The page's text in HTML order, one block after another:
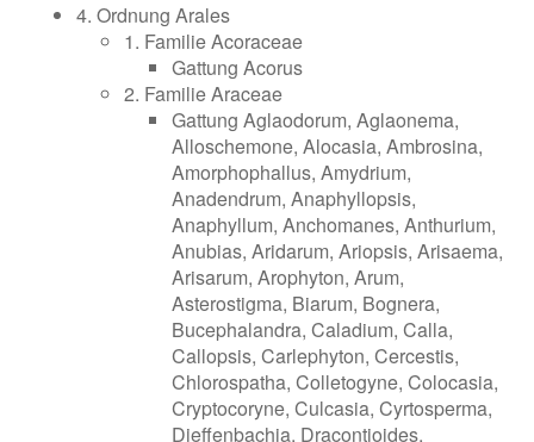
4. Ordnung Arales
1. Familie Acoraceae
Gattung Acorus
2. Familie Araceae
Gattung Aglaodorum, Aglaonema,
Alloschemone, Alocasia, Ambrosina,
Amorphophallus, Amydrium,
Anadendrum, Anaphyllopsis,
Anaphyllum, Anchomanes, Anthurium,
Anubias, Aridarum, Ariopsis, Arisaema,
Arisarum, Arophyton, Arum,
Asterostigma, Biarum, Bognera,
Bucephalandra, Caladium, Calla,
Callopsis, Carlephyton, Cercestis,
Chlorospatha, Colletogyne, Colocasia,
Cryptocoryne, Culcasia, Cyrtosperma,
Dieffenbachia, Dracontioides,